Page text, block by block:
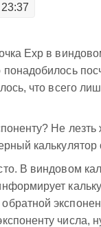
Exp в
что всего
Не
калькулятор
В виндовом